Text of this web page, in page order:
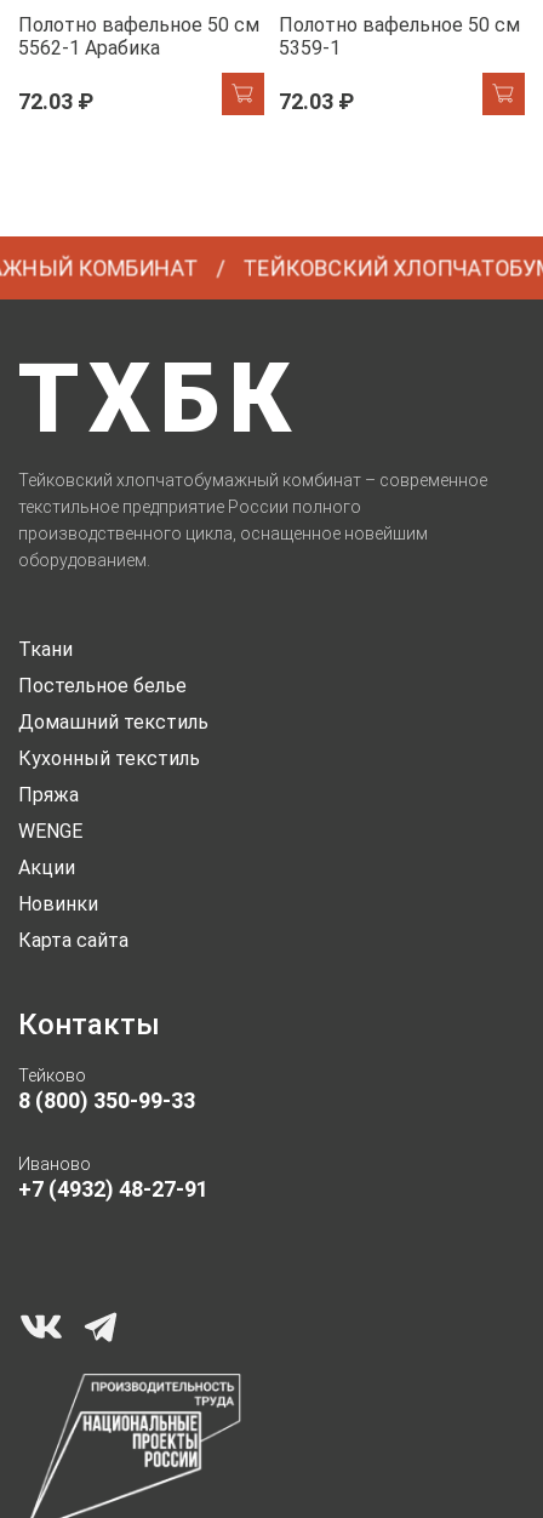
Полотно вафельное 50 см
5562-1 Арабика
72.03 ₽
Полотно вафельное 50 см
5359-1
72.03 ₽
КОМБИНАТ ТЕЙКОВСКИЙ
ТХБК
Тейковский хлопчатобумажный комбинат – современное
текстильное предприятие России полного
производственного цикла, оснащенное новейшим
оборудованием.
Ткани
Постельное белье
Домашний текстиль
Кухонный текстиль
Пряжа
WENGE
Акции
Новинки
Карта сайта
Контакты
Тейково
8 (800) 350-99-33
Иваново
+7 (4932) 48-27-91